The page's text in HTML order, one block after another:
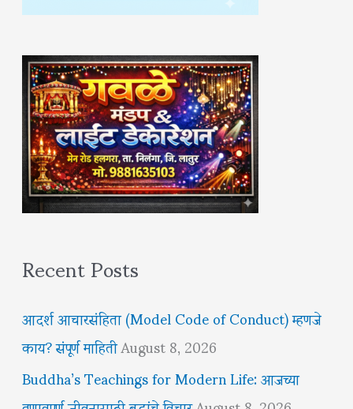
Recent Posts
आदर्श आचारसंहिता (Model Code of Conduct) म्हणजे
काय? संपूर्ण माहितीAugust 8, 2026
Buddha’s Teachings for Modern Life: आजच्या